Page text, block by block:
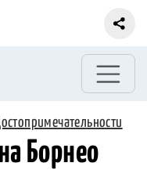
Борнео